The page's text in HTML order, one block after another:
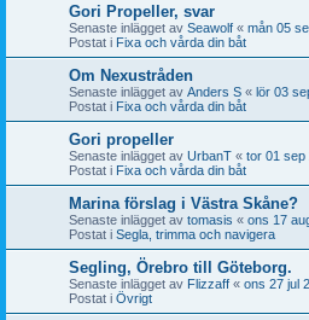
Gori Propeller, svar
Senaste inlägget av Seawolf « mån 05
Postat i Fixa och vårda din båt
Om Nexustråden
Senaste inlägget av Anders S « lör 03
Postat i Fixa och vårda din båt
Gori propeller
Senaste inlägget av UrbanT « tor 01 sep
Postat i Fixa och vårda din båt
Marina förslag i Västra Skåne?
Senaste inlägget av tomasis « ons 17
Postat i Segla, trimma och navigera
Segling, Örebro till Göteborg.
Senaste inlägget av Flizzaff « ons 27 jul
Postat i Övrigt